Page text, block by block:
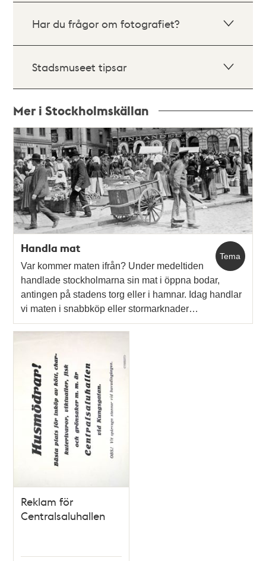
Har du frågor om fotografiet?
Stadsmuseet tipsar
Mer i Stockholmskällan
Relaterade
poster
och
teman
Tema
Handla mat
Var kommer maten ifrån? Under medeltiden
handlade stockholmarna sin mat i öppna bodar,
antingen på stadens torg eller i hamnar. Idag handlar
vi maten i snabbköp eller stormarknader…
Reklam för
Centralsaluhallen